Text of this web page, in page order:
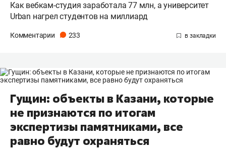
Как вебкам-студия заработала 77 млн, а университет
Urban нагрел студентов на миллиард
Комментарии 233
Гущин: объекты в Казани, которые
не признаются по итогам
экспертизы памятниками, все
равно будут охраняться